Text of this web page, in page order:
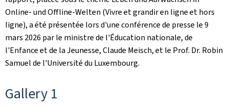
Online- und Offline-Welten (Vivre et grandir en ligne et hors
ligne), a été présentée lors d'une conférence de presse le 9
mars 2026 par le ministre de l'Éducation nationale, de
l'Enfance et de la Jeunesse, Claude Meisch, et le Prof. Dr. Robin
Samuel de l'Université du Luxembourg.
Gallery 1